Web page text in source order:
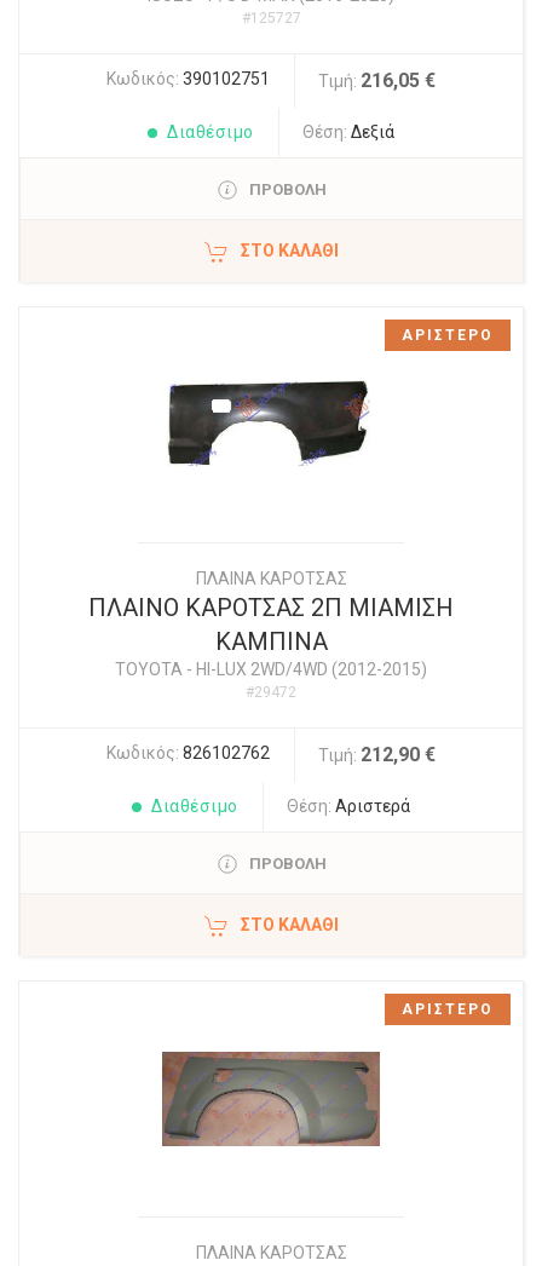
#125727
Κωδικός: 390102751 Τιμή: 216,05 €
Διαθέσιμο Θέση: Δεξιά
ΠΡΟΒΟΛΗ
ΣΤΟ ΚΑΛΆΘΙ
ΠΛΑΙΝΑ ΚΑΡΟΤΣΑΣ
ΠΛΑΙΝΟ ΚΑΡΟΤΣΑΣ 2Π ΜΙΑΜΙΣΗ
ΚΑΜΠΙΝΑ
TOYOTA - HI-LUX 2WD/4WD (2012-2015)
#29472
Κωδικός: 826102762 Τιμή: 212,90 €
Διαθέσιμο Θέση: Αριστερά
ΠΡΟΒΟΛΗ
ΣΤΟ ΚΑΛΆΘΙ
ΑΡΙΣΤΕΡΟ
ΠΛΑΙΝΑ ΚΑΡΟΤΣΑΣ
ΑΡΙΣΤΕΡΟ